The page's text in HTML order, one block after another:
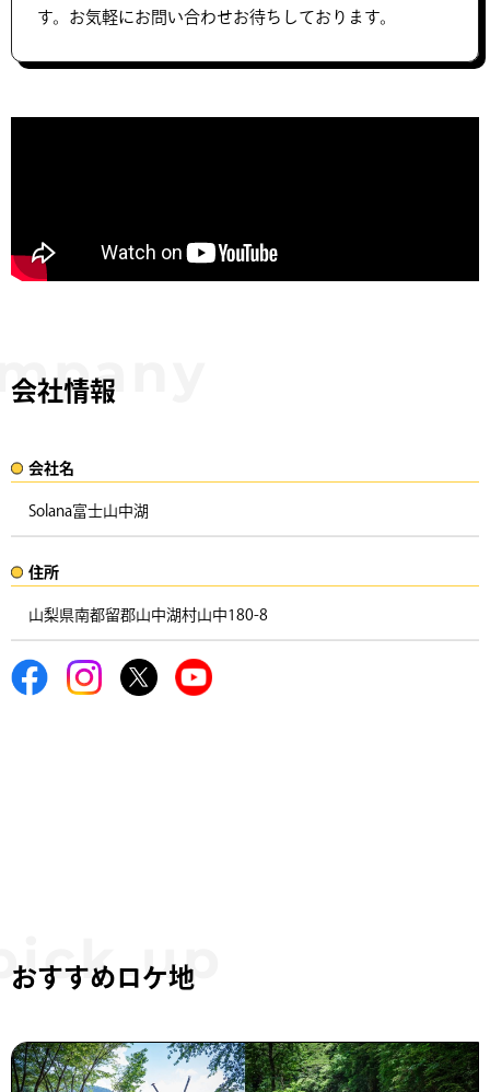
す。お気軽にお問い合わせお待ちしております。
会社情報
会社名​
Solana富士山中湖
住所​​
山梨県南都留郡山中湖村山中180-8 ​
おすすめロケ地